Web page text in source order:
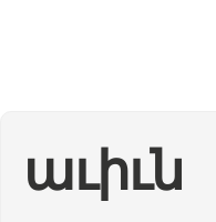
աւիւն